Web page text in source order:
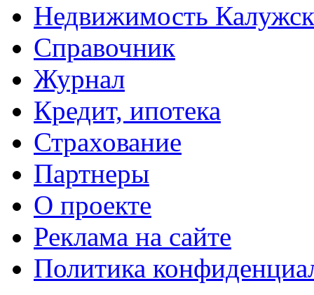
Недвижимость
Справочник
Журнал
Кредит, ипотека
Страхование
Партнеры
O проекте
Реклама на сайте
Политика